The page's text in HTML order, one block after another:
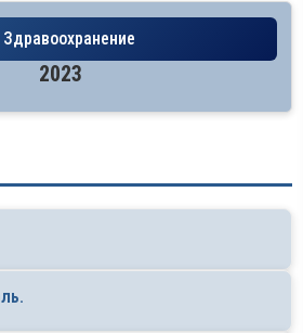
Здравоохранение
2023